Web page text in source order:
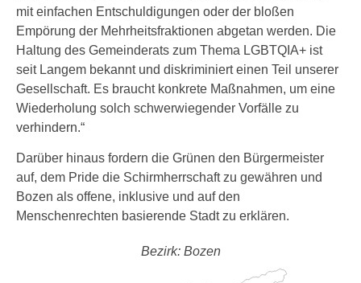
mit einfachen Entschuldigungen oder der bloßen
Empörung der Mehrheitsfraktionen abgetan werden. Die
Haltung des Gemeinderats zum Thema LGBTQIA+ ist
seit Langem bekannt und diskriminiert einen Teil unserer
Gesellschaft. Es braucht konkrete Maßnahmen, um eine
Wiederholung solch schwerwiegender Vorfälle zu
verhindern.“
Darüber hinaus fordern die Grünen den Bürgermeister
auf, dem Pride die Schirmherrschaft zu gewähren und
Bozen als offene, inklusive und auf den
Menschenrechten basierende Stadt zu erklären.
Bezirk: Bozen